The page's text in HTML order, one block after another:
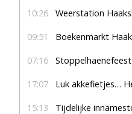
10:26 Weerstation
09:51 Boekenmarkt Haaksbergen
07:16 Stoppelhaenefeest
17:07 Luk akkefietjes…
15:13 Tijdelijke